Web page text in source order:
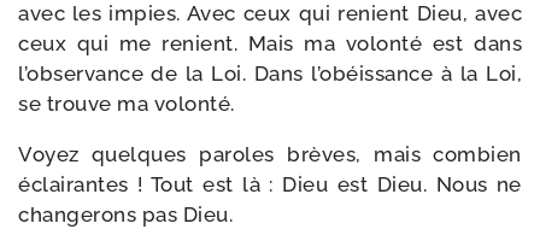
avec les impies. Avec ceux qui renient Dieu, avec
ceux qui me renient. Mais ma volon­té est dans
l’observance de la Loi. Dans l’obéissance à la Loi,
se trouve ma volonté.
Voyez quelques paroles brèves, mais com­bien
éclai­rantes ! Tout est là : Dieu est Dieu. Nous ne
chan­ge­rons pas Dieu.